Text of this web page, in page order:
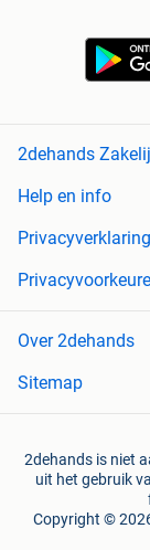
2dehands
Help en info
Privacyverklaring
Over 2dehands
Sitemap
2dehands is niet
uit het gebruik
Copyright ©